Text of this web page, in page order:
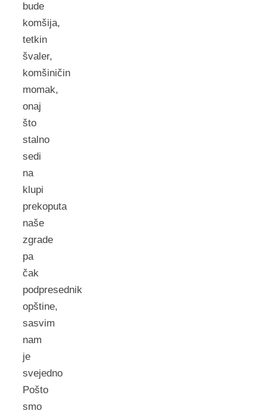
bude
komšija,
tetkin
švaler,
komšiničin
momak,
onaj
što
stalno
sedi
na
klupi
prekoputa
naše
zgrade
pa
čak
podpresednik
opštine,
sasvim
nam
je
svejedno
Pošto
smo